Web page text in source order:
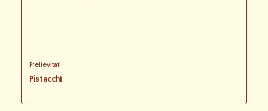
Prelievitati
Pistacchì